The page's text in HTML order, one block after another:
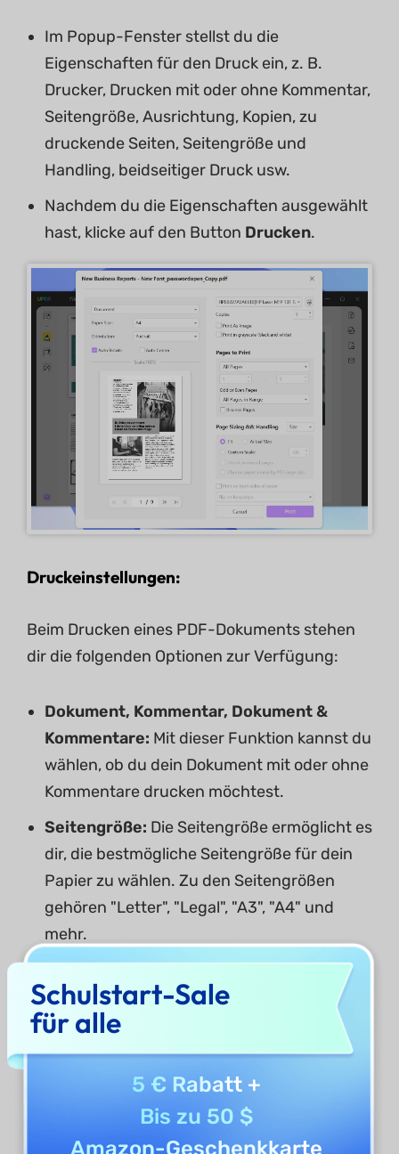
Im Popup-Fenster stellst du die
Eigenschaften für den Druck ein, z. B.
Drucker, Drucken mit oder ohne Kommentar,
Seitengröße, Ausrichtung, Kopien, zu
druckende Seiten, Seitengröße und
Handling, beidseitiger Druck usw.
Nachdem du die Eigenschaften ausgewählt
hast, klicke auf den Button Drucken.
Druckeinstellungen:
Beim Drucken eines PDF-Dokuments stehen
dir die folgenden Optionen zur Verfügung:
Dokument, Kommentar, Dokument &
Kommentare: Mit dieser Funktion kannst du
wählen, ob du dein Dokument mit oder ohne
Kommentare drucken möchtest.
Seitengröße: Die Seitengröße ermöglicht es
dir, die bestmögliche Seitengröße für dein
Papier zu wählen. Zu den Seitengrößen
gehören "Letter", "Legal", "A3", "A4" und
mehr.
Mit der Option Ausrichtung in
den Druckeinstellungen kannst du die
Ausrichtung deiner Seite ändern, z. B.
"Hochformat" und "Querformat".
Mit der Option "Drucker" kannst du
einen bestimmten Drucker auswählen, den
du verwenden möchtest. Auf deinem PC
Schulstart-Sale
für alle
5 € Rabatt+
Bis zu 50 $
Amazon-Geschenkkarte